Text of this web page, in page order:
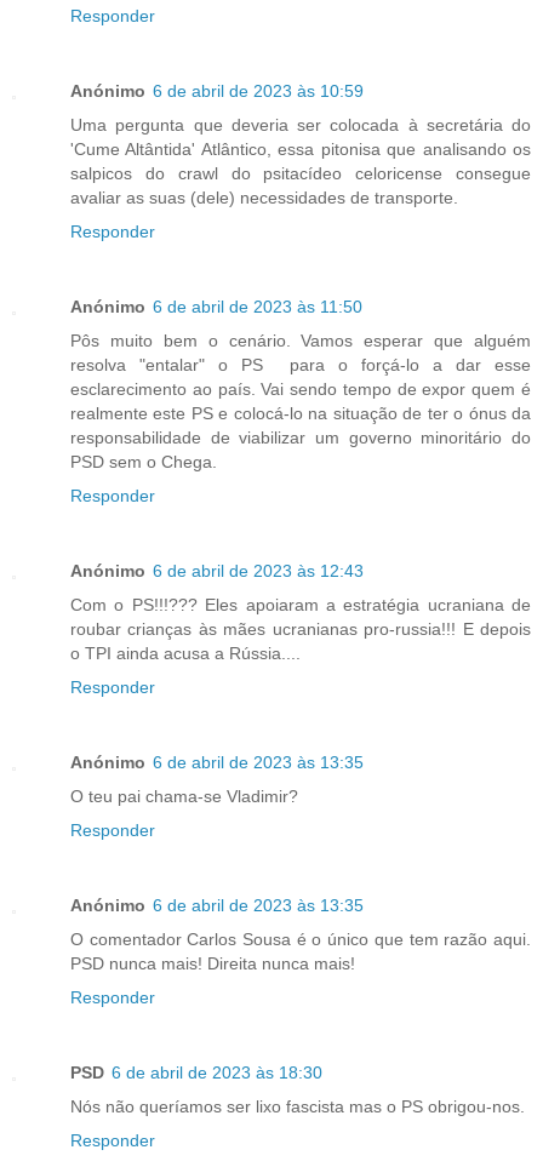
Responder
Anónimo 6 de abril de 2023 às 10:59
Uma pergunta que deveria ser colocada à secretária do
'Cume Altântida' Atlântico, essa pitonisa que analisando os
salpicos do crawl do psitacídeo celoricense consegue
avaliar as suas (dele) necessidades de transporte.
Responder
Anónimo 6 de abril de 2023 às 11:50
Pôs muito bem o cenário. Vamos esperar que alguém
resolva "entalar" o PS para o forçá-lo a dar esse
esclarecimento ao país. Vai sendo tempo de expor quem é
realmente este PS e colocá-lo na situação de ter o ónus da
responsabilidade de viabilizar um governo minoritário do
PSD sem o Chega.
Responder
Anónimo 6 de abril de 2023 às 12:43
Com o PS!!!??? Eles apoiaram a estratégia ucraniana de
roubar crianças às mães ucranianas pro-russia!!! E depois
o TPI ainda acusa a Rússia....
Responder
Anónimo 6 de abril de 2023 às 13:35
O teu pai chama-se Vladimir?
Responder
Anónimo 6 de abril de 2023 às 13:35
O comentador Carlos Sousa é o único que tem razão aqui.
PSD nunca mais! Direita nunca mais!
Responder
PSD 6 de abril de 2023 às 18:30
Nós não queríamos ser lixo fascista mas o PS obrigou-nos.
Responder